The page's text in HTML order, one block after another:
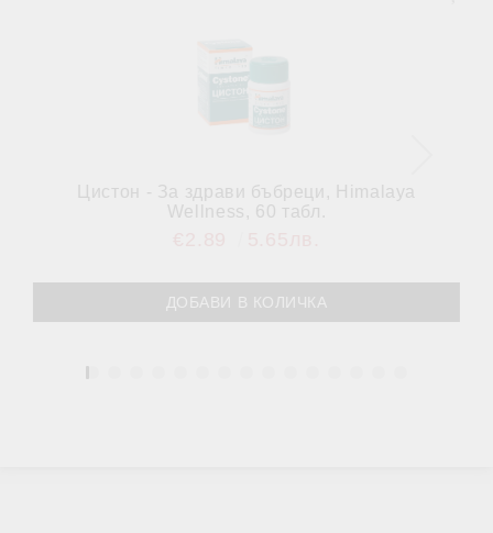
Цистон - За здрави бъбреци, Himalaya
Wellness, 60 табл.